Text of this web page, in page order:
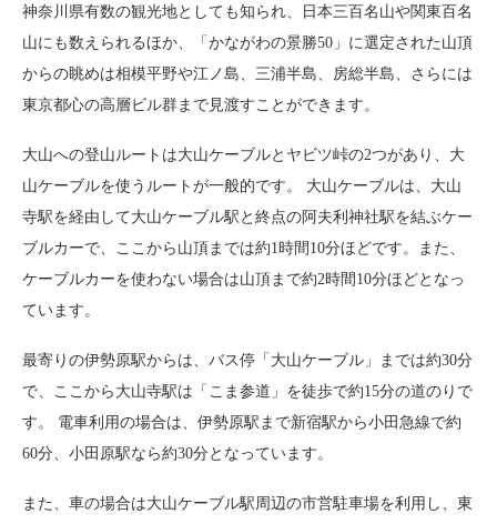
神奈川県有数の観光地としても知られ、日本三百名山や関東百名
山にも数えられるほか、「かながわの景勝50」に選定された山頂
からの眺めは相模平野や江ノ島、三浦半島、房総半島、さらには
東京都心の高層ビル群まで見渡すことができます。
大山への登山ルートは大山ケーブルとヤビツ峠の2つがあり、大
山ケーブルを使うルートが一般的です。 大山ケーブルは、大山
寺駅を経由して大山ケーブル駅と終点の阿夫利神社駅を結ぶケー
ブルカーで、ここから山頂までは約1時間10分ほどです。また、
ケーブルカーを使わない場合は山頂まで約2時間10分ほどとなっ
ています。
最寄りの伊勢原駅からは、バス停「大山ケーブル」までは約30分
で、ここから大山寺駅は「こま参道」を徒歩で約15分の道のりで
す。 電車利用の場合は、伊勢原駅まで新宿駅から小田急線で約
60分、小田原駅なら約30分となっています。
また、車の場合は大山ケーブル駅周辺の市営駐車場を利用し、東